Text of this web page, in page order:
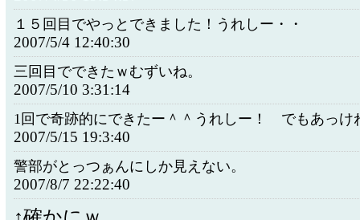
１５回目でやっとできました！うれしー・・
2007/5/4 12:40:30
三回目でできたｗむずいね。
2007/5/10 3:31:14
1回で奇跡的にできたー＾＾うれしー！ でもあっけ
2007/5/15 19:3:40
警部がとっつぁんにしか見えない。
2007/8/7 22:22:40